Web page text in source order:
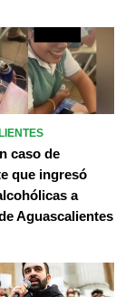
caso de
que ingresó
a
Aguascalientes